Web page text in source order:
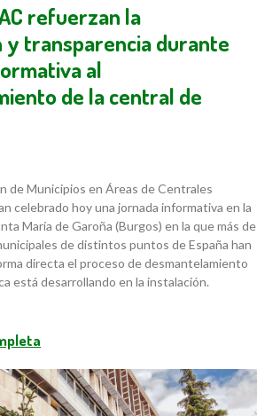
refuerzan la
y transparencia durante
al
de la central de
de Municipios en Áreas de Centrales
celebrado hoy una jornada informativa en la
María de Garoña (Burgos) en la que más de
de distintos puntos de España han
directa el proceso de desmantelamiento
está desarrollando en la instalación.